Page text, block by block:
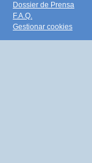
Dossier de Prensa
F.A.Q.
Gestionar cookies